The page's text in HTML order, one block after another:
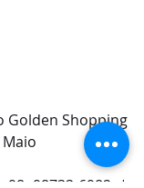
Golden Shopping